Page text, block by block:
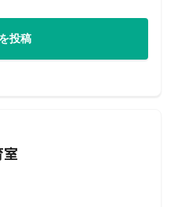
投稿